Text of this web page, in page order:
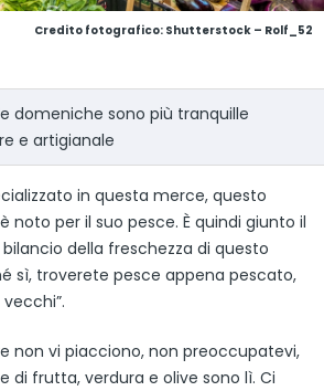
Credito fotografico: Shutterstock – Rolf_52
domeniche sono più tranquille
e artigianale
in questa merce, questo
noto per il suo pesce. È quindi giunto il
della freschezza di questo
sì, troverete pesce appena pescato,
non vi piacciono, non preoccupatevi,
di frutta, verdura e olive sono lì. Ci